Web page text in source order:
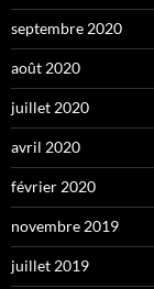
septembre 2020
août 2020
juillet 2020
avril 2020
février 2020
novembre 2019
juillet 2019